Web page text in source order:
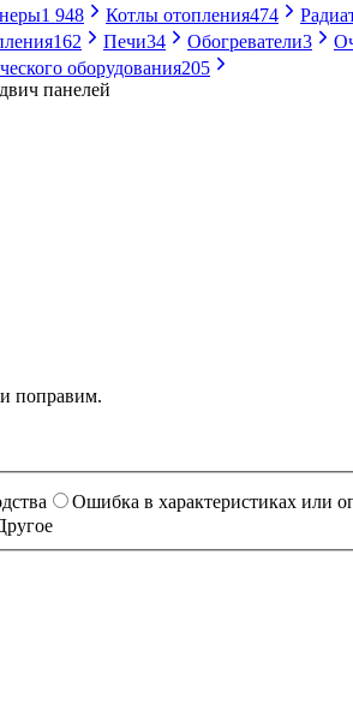
1 948 Котлы отопления474
162 Печи34 Обогреватели3
оборудования205
панелей
поправим.
Ошибка в характеристиках или